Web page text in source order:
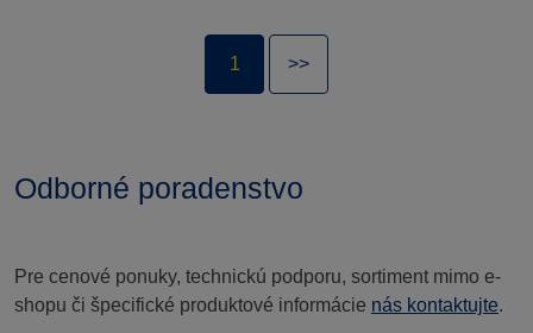
1 >>
Odborné poradenstvo
Pre cenové ponuky, technickú podporu, sortiment mimo e-
shopu či špecifické produktové informácie nás kontaktujte.